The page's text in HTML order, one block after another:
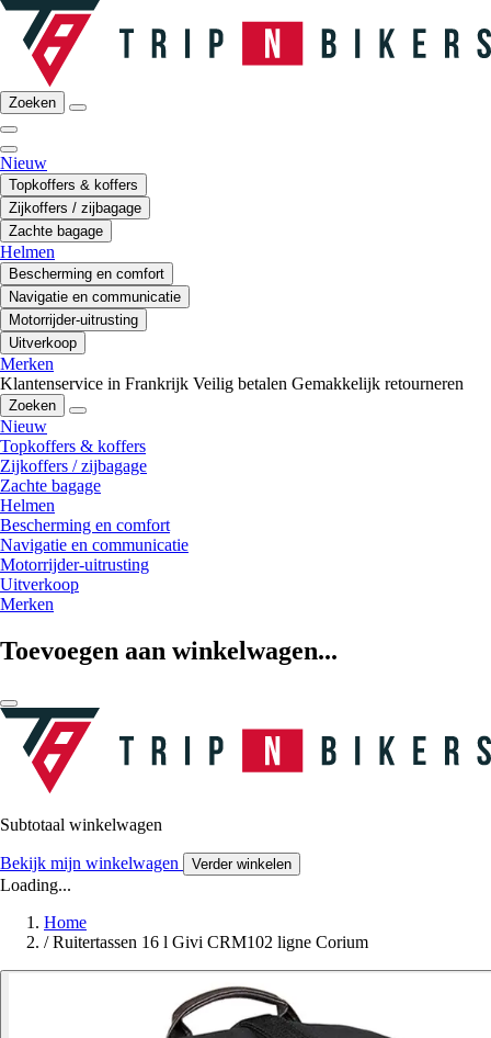
Zoeken
Nieuw
Topkoffers & koffers
Zijkoffers / zijbagage
Zachte bagage
Helmen
Bescherming en comfort
Navigatie en communicatie
Motorrijder-uitrusting
Uitverkoop
Merken
Klantenservice in Frankrijk Veilig betalen Gemakkelijk retourneren
Zoeken
Nieuw
Topkoffers & koffers
Zijkoffers / zijbagage
Zachte bagage
Helmen
Bescherming en comfort
Navigatie en communicatie
Motorrijder-uitrusting
Uitverkoop
Merken
Toevoegen aan winkelwagen...
Subtotaal winkelwagen
Bekijk mijn winkelwagen Verder winkelen
Loading...
Home
/ Ruitertassen 16 l Givi CRM102 ligne Corium